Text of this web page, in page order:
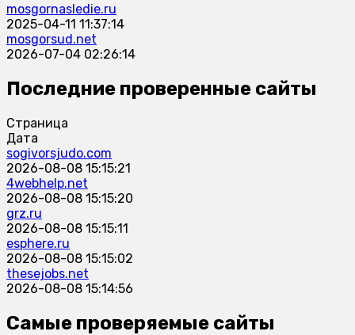
mosgornasledie.ru
2025-04-11 11:37:14
mosgorsud.net
2026-07-04 02:26:14
Последние проверенные сайты
Страница
Дата
sogivorsjudo.com
2026-08-08 15:15:21
4webhelp.net
2026-08-08 15:15:20
grz.ru
2026-08-08 15:15:11
esphere.ru
2026-08-08 15:15:02
thesejobs.net
2026-08-08 15:14:56
Самые проверяемые сайты